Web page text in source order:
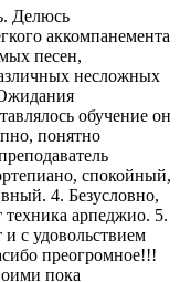
Делюсь
аккомпанемента
песен,
несложных
обучение он
понятно
спокойный,
4. Безусловно,
арпеджио. 5.
и с удовольствием
преогромное!!!
пока